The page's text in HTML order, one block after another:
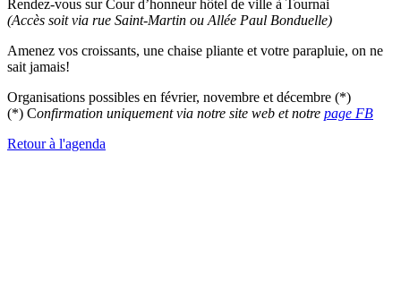
Rendez-vous sur Cour d’honneur hôtel de ville à Tournai
(Accès soit via rue Saint-Martin ou Allée Paul Bonduelle)
Amenez vos croissants, une chaise pliante et votre parapluie, on ne
sait jamais!
Organisations possibles en février, novembre et décembre (*)
(*) Confirmation uniquement via notre site web et notre page FB
Retour à l'agenda